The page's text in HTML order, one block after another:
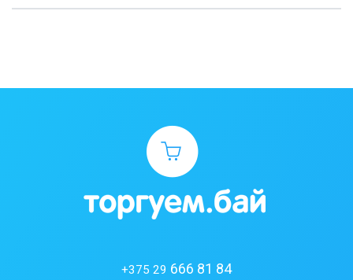
+375 29 666 81 84